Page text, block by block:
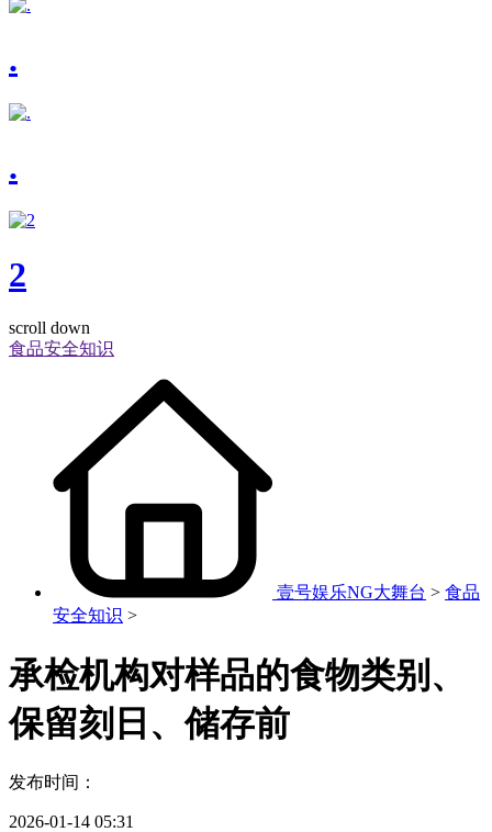
.
.
2
scroll down
食品安全知识
壹号娱乐NG大舞台 > 食品
安全知识 >
承检机构对样品的食物类别、
保留刻日、储存前
发布时间：
2026-01-14 05:31